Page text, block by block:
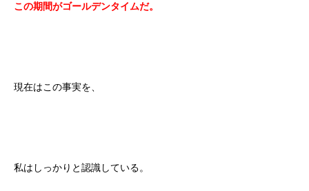
この期間がゴールデンタイムだ。
現在はこの事実を、
私はしっかりと認識している。